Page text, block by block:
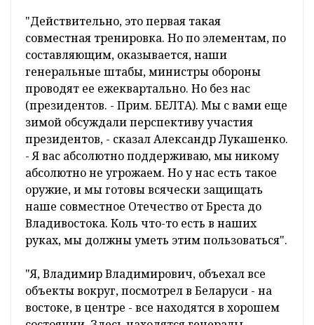
"Действительно, это первая такая
совместная тренировка. Но по элементам, по
составляющим, оказывается, наши
генеральные штабы, министры обороны
проводят ее ежеквартально. Но без нас
(президентов. - Прим. БЕЛТА). Мы с вами еще
зимой обсуждали перспективу участия
президентов, - сказал Александр Лукашенко.
- Я вас абсолютно поддерживаю, мы никому
абсолютно не угрожаем. Но у нас есть такое
оружие, и мы готовы всячески защищать
наше совместное Отечество от Бреста до
Владивостока. Коль что-то есть в наших
руках, мы должны уметь этим пользоваться".
"Я, Владимир Владимирович, объехал все
объекты вокруг, посмотрел в Беларуси - на
востоке, в центре - все находятся в хорошем